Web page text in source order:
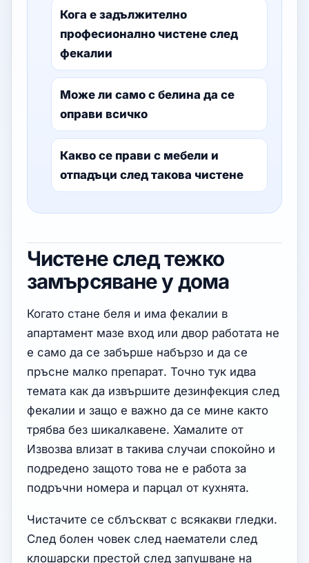
Кога е задължително
професионално чистене след
фекалии
Може ли само с белина да се
оправи всичко
Какво се прави с мебели и
отпадъци след такова чистене
Чистене след тежко
замърсяване у дома
Когато стане беля и има фекалии в
апартамент мазе вход или двор работата не
е само да се забърше набързо и да се
пръсне малко препарат. Точно тук идва
темата как да извършите дезинфекция след
фекалии и защо е важно да се мине както
трябва без шикалкавене. Хамалите от
Извозва влизат в такива случаи спокойно и
подредено защото това не е работа за
подръчни номера и парцал от кухнята.
Чистачите се сблъскват с всякакви гледки.
След болен човек след наематели след
клошарски престой след запушване на